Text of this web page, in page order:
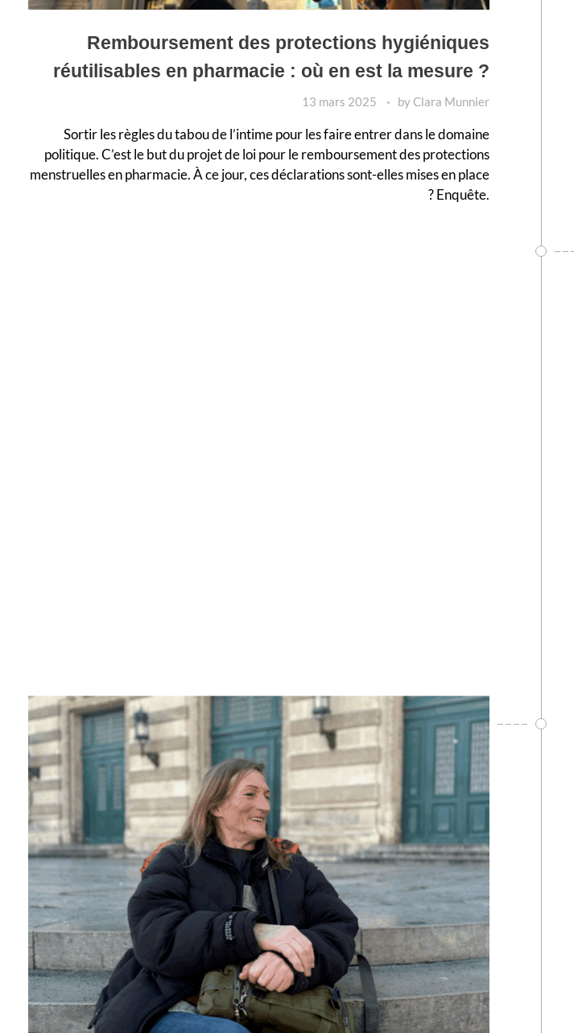
Remboursement des protections hygiéniques
réutilisables en pharmacie : où en est la mesure ?
13 mars 2025 byClara Munnier
Sortir les règles du tabou de l’intime pour les faire entrer dans le domaine
politique. C’est le but du projet de loi pour le remboursement des protections
menstruelles en pharmacie. À ce jour, ces déclarations sont-elles mises en place
? Enquête.